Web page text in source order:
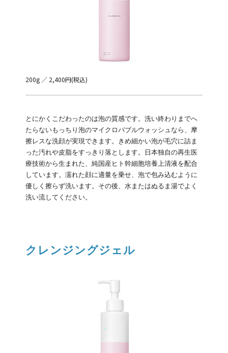
200g ／ 2,400円(税込)
とにかくこだわったのは泡の質感です。洗い終わりまでへ
たらないもっちり泡のマイクロバブルウォッシュなら、摩
擦レスな洗顔が実現できます。きめ細かい泡が毛穴に詰ま
った汚れや皮脂をすっきり落とします。日本独自の再生医
療技術から生まれた、純国産ヒト幹細胞培養上清液を配合
しています。濡れた顔に適量を乗せ、泡で包み込むように
優しく擦らず洗います。その後、水またはぬるま湯でよく
洗い流してください。
クレンジングジェル